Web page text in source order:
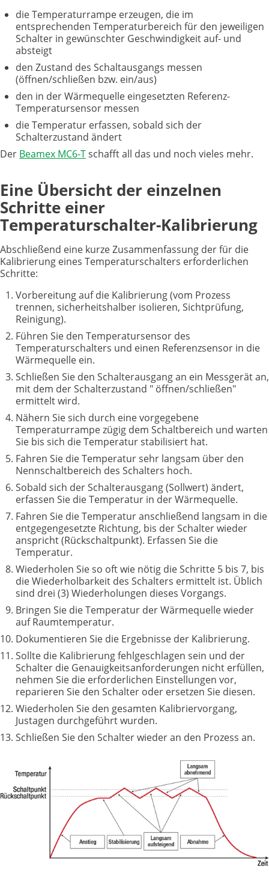
die Temperaturrampe erzeugen, die im
entsprechenden Temperaturbereich für den jeweiligen
Schalter in gewünschter Geschwindigkeit auf- und
absteigt
den Zustand des Schaltausgangs messen
(öffnen/schließen bzw. ein/aus)
den in der Wärmequelle eingesetzten Referenz-
Temperatursensor messen
die Temperatur erfassen, sobald sich der
Schalterzustand ändert
Der Beamex MC6-Tschafft all das und noch vieles mehr.
Eine Übersicht der einzelnen
Schritte einer
Temperaturschalter-Kalibrierung
Abschließend eine kurze Zusammenfassung der für die
Kalibrierung eines Temperaturschalters erforderlichen
Schritte:
Vorbereitung auf die Kalibrierung (vom Prozess
trennen, sicherheitshalber isolieren, Sichtprüfung,
Reinigung).
Führen Sie den Temperatursensor des
Temperaturschalters und einen Referenzsensor in die
Wärmequelle ein.
Schließen Sie den Schalterausgang an ein Messgerät an,
mit dem der Schalterzustand " öffnen/schließen"
ermittelt wird.
Nähern Sie sich durch eine vorgegebene
Temperaturrampe zügig dem Schaltbereich und warten
Sie bis sich die Temperatur stabilisiert hat.
Fahren Sie die Temperatur sehr langsam über den
Nennschaltbereich des Schalters hoch.
Sobald sich der Schalterausgang (Sollwert) ändert,
erfassen Sie die Temperatur in der Wärmequelle.
Fahren Sie die Temperatur anschließend langsam in die
entgegengesetzte Richtung, bis der Schalter wieder
anspricht (Rückschaltpunkt). Erfassen Sie die
Temperatur.
Wiederholen Sie so oft wie nötig die Schritte 5 bis 7, bis
die Wiederholbarkeit des Schalters ermittelt ist. Üblich
sind drei (3) Wiederholungen dieses Vorgangs.
Bringen Sie die Temperatur der Wärmequelle wieder
auf Raumtemperatur.
Dokumentieren Sie die Ergebnisse der Kalibrierung.
Sollte die Kalibrierung fehlgeschlagen sein und der
Schalter die Genauigkeitsanforderungen nicht erfüllen,
nehmen Sie die erforderlichen Einstellungen vor,
reparieren Sie den Schalter oder ersetzen Sie diesen.
Wiederholen Sie den gesamten Kalibriervorgang,
Justagen durchgeführt wurden.
Schließen Sie den Schalter wieder an den Prozess an.